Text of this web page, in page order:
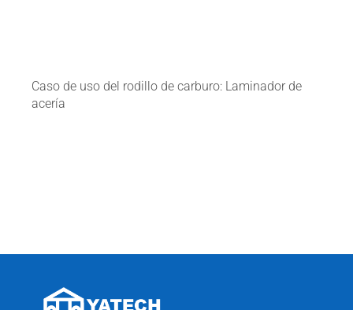
Caso de uso del rodillo de carburo: Laminador de
acería